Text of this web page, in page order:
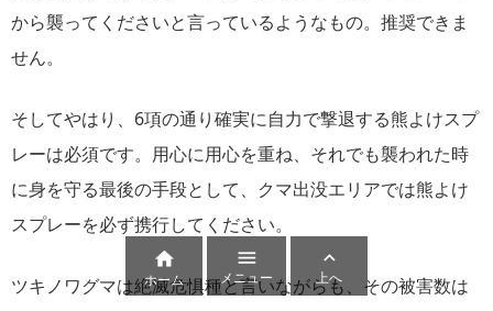
から襲ってくださいと言っているようなもの。推奨できま
せん。
そしてやはり、6項の通り確実に自力で撃退する熊よけスプ
レーは必須です。用心に用心を重ね、それでも襲われた時
に身を守る最後の手段として、クマ出没エリアでは熊よけ
スプレーを必ず携行してください。
ツキノワグマは絶滅危惧種と言いながらも、その被害数は

ホーム

メニュー

上へ